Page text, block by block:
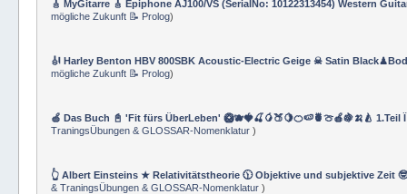
🎸 MyGitarre 🎸 Epiphone AJ100/VS (SerialNo: 10122313454) Western
mögliche Zukunft 📝 Prolog)
🎻 Harley Benton HBV 800SBK Acoustic-Electric Geige ☠ Satin
mögliche Zukunft 📝 Prolog)
🍏 Das Buch 📓 'Fit fürs ÜberLeben' 🥝🫐🍓🍒🥭🍑🍋🍊🍉🍍🍈🍎🍇🍌🍐 1.Teil
TraningsÜbungen & GLOSSAR-Nomenklatur)
👆 Albert Einsteins ★ Relativitätstheorie 🕦 Objektive und subjektive Zeit
& TraningsÜbungen & GLOSSAR-Nomenklatur)